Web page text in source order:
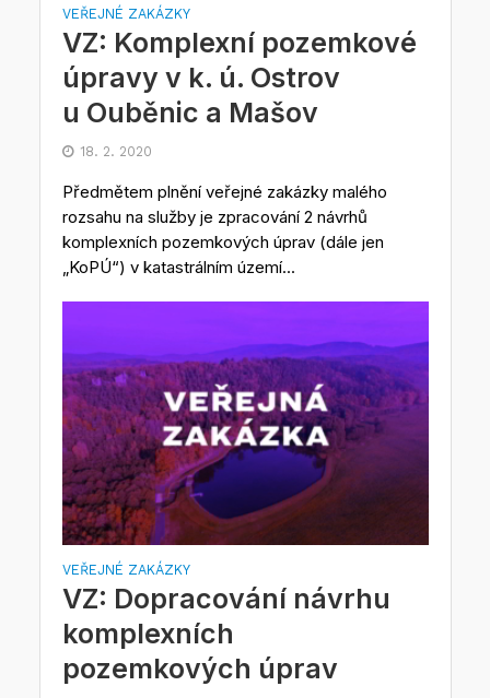
VEŘEJNÉ ZAKÁZKY
VZ: Komplexní pozemkové
úpravy v k. ú. Ostrov
u Ouběnic a Mašov
18. 2. 2020
Předmětem plnění veřejné zakázky malého
rozsahu na služby je zpracování 2 návrhů
komplexních pozemkových úprav (dále jen
„KoPÚ“) v katastrálním území...
VEŘEJNÉ ZAKÁZKY
VZ: Dopracování návrhu
komplexních
pozemkových úprav